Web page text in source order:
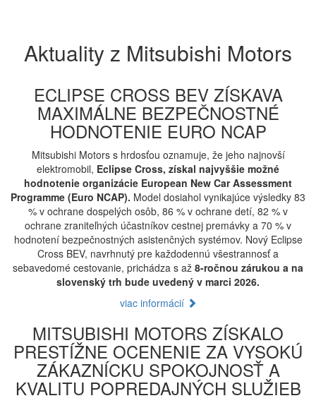
Aktuality z Mitsubishi Motors
ECLIPSE CROSS BEV ZÍSKAVA
MAXIMÁLNE BEZPEČNOSTNÉ
HODNOTENIE EURO NCAP
Mitsubishi Motors s hrdosťou oznamuje, že jeho najnovší
elektromobil, Eclipse Cross, získal najvyššie možné
hodnotenie organizácie European New Car Assessment
Programme (Euro NCAP). Model dosiahol vynikajúce výsledky 83
% v ochrane dospelých osôb, 86 % v ochrane detí, 82 % v
ochrane zraniteľných účastníkov cestnej premávky a 70 % v
hodnotení bezpečnostných asistenčných systémov. Nový Eclipse
Cross BEV, navrhnutý pre každodennú všestrannosť a
sebavedomé cestovanie, prichádza s až 8-ročnou zárukou a na
slovenský trh bude uvedený v marci 2026.
viac informácií
MITSUBISHI MOTORS ZÍSKALO
PRESTÍŽNE OCENENIE ZA VYSOKÚ
ZÁKAZNÍCKU SPOKOJNOSŤ A
KVALITU POPREDAJNÝCH SLUŽIEB